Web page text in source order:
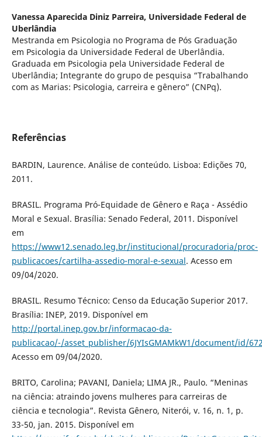
Vanessa Aparecida Diniz Parreira, Universidade Federal de
Uberlândia
Mestranda em Psicologia no Programa de Pós Graduação
em Psicologia da Universidade Federal de Uberlândia.
Graduada em Psicologia pela Universidade Federal de
Uberlândia; Integrante do grupo de pesquisa “Trabalhando
com as Marias: Psicologia, carreira e gênero” (CNPq).
Referências
BARDIN, Laurence. Análise de conteúdo. Lisboa: Edições 70,
2011.
BRASIL. Programa Pró-Equidade de Gênero e Raça - Assédio
Moral e Sexual. Brasília: Senado Federal, 2011. Disponível
em
https://www12.senado.leg.br/institucional/procuradoria/proc-
publicacoes/cartilha-assedio-moral-e-sexual. Acesso em
09/04/2020.
BRASIL. Resumo Técnico: Censo da Educação Superior 2017.
Brasília: INEP, 2019. Disponível em
http://portal.inep.gov.br/informacao-da-
publicacao/-/asset_publisher/6JYIsGMAMkW1/document/id/
Acesso em 09/04/2020.
BRITO, Carolina; PAVANI, Daniela; LIMA JR., Paulo. “Meninas
na ciência: atraindo jovens mulheres para carreiras de
ciência e tecnologia”. Revista Gênero, Niterói, v. 16, n. 1, p.
33-50, jan. 2015. Disponível em